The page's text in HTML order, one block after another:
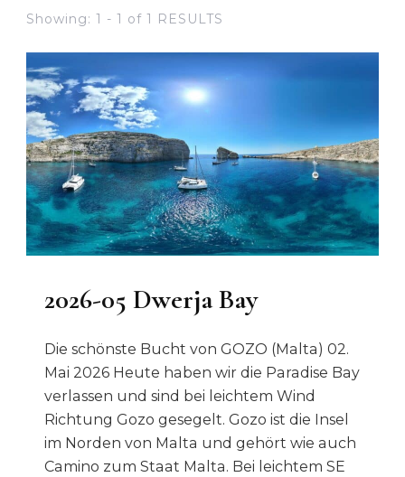
Showing: 1 - 1 of 1 RESULTS
2026-05 Dwerja Bay
Die schönste Bucht von GOZO (Malta) 02.
Mai 2026 Heute haben wir die Paradise Bay
verlassen und sind bei leichtem Wind
Richtung Gozo gesegelt. Gozo ist die Insel
im Norden von Malta und gehört wie auch
Camino zum Staat Malta. Bei leichtem SE